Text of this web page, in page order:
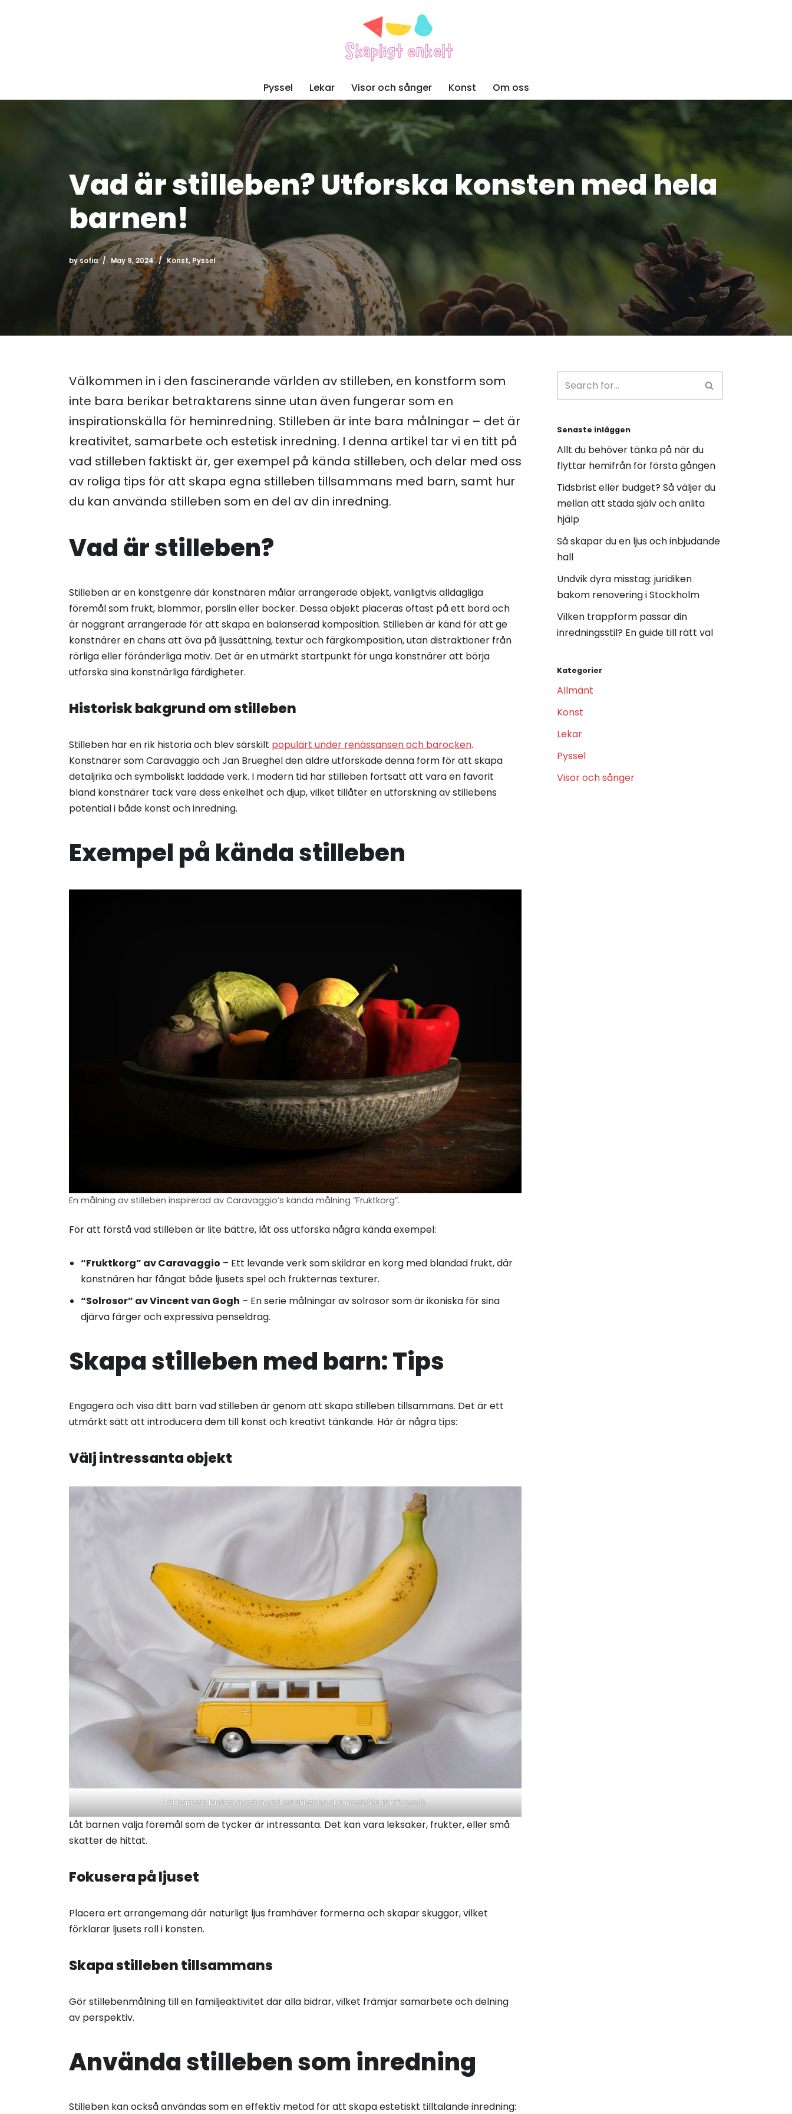
Pyssel
Lekar Visor och sånger Konst Om oss
Vad är stilleben? Utforska konsten med hela
barnen!
by sofia May 9, 2024 Konst, Pyssel
Välkommen in i den fascinerande världen av stilleben, en konstform som
inte bara berikar betraktarens sinne utan även fungerar som en
inspirationskälla för heminredning. Stilleben är inte bara målningar – det är
kreativitet, samarbete och estetisk inredning. I denna artikel tar vi en titt på
vad stilleben faktiskt är, ger exempel på kända stilleben, och delar med oss
av roliga tips för att skapa egna stilleben tillsammans med barn, samt hur
du kan använda stilleben som en del av din inredning.
Vad är stilleben?
Stilleben är en konstgenre där konstnären målar arrangerade objekt, vanligtvis alldagliga
föremål som frukt, blommor, porslin eller böcker. Dessa objekt placeras oftast på ett bord och
är noggrant arrangerade för att skapa en balanserad komposition. Stilleben är känd för att ge
konstnärer en chans att öva på ljussättning, textur och färgkomposition, utan distraktioner från
rörliga eller föränderliga motiv. Det är en utmärkt startpunkt för unga konstnärer att börja
utforska sina konstnärliga färdigheter.
Historisk bakgrund om stilleben
Stilleben har en rik historia och blev särskilt populärt under renässansen och barocken.
Konstnärer som Caravaggio och Jan Brueghel den äldre utforskade denna form för att skapa
detaljrika och symboliskt laddade verk. I modern tid har stilleben fortsatt att vara en favorit
bland konstnärer tack vare dess enkelhet och djup, vilket tillåter en utforskning av stillebens
potential i både konst och inredning.
Exempel på kända stilleben
En målning av stilleben inspirerad av Caravaggio’s kända målning “Fruktkorg”.
För att förstå vad stilleben är lite bättre, låt oss utforska några kända exempel:
“Fruktkorg” av Caravaggio – Ett levande verk som skildrar en korg med blandad frukt, där
konstnären har fångat både ljusets spel och frukternas texturer.
“Solrosor” av Vincent van Gogh – En serie målningar av solrosor som är ikoniska för sina
djärva färger och expressiva penseldrag.
Skapa stilleben med barn: Tips
Engagera och visa ditt barn vad stilleben är genom att skapa stilleben tillsammans. Det är ett
utmärkt sätt att introducera dem till konst och kreativt tänkande. Här är några tips:
Välj intressanta objekt
Låt barnets fantasi avgöra vad ert stilleben ska innehålla för föremål.
Låt barnen välja föremål som de tycker är intressanta. Det kan vara leksaker, frukter, eller små
skatter de hittat.
Fokusera på ljuset
Placera ert arrangemang där naturligt ljus framhäver formerna och skapar skuggor, vilket
förklarar ljusets roll i konsten.
Skapa stilleben tillsammans
Gör stillebenmålning till en familjeaktivitet där alla bidrar, vilket främjar samarbete och delning
av perspektiv.
Använda stilleben som inredning
Stilleben kan också användas som en effektiv metod för att skapa estetiskt tilltalande inredning:
Senaste inläggen
Allt du behöver tänka på när du
flyttar hemifrån för första gången
Tidsbrist eller budget? Så väljer du
mellan att städa själv och anlita
hjälp
Så skapar du en ljus och inbjudande
hall
Undvik dyra misstag: juridiken
bakom renovering i Stockholm
Vilken trappform passar din
inredningsstil? En guide till rätt val
Kategorier
Allmänt
Konst
Lekar
Pyssel
Visor och sånger